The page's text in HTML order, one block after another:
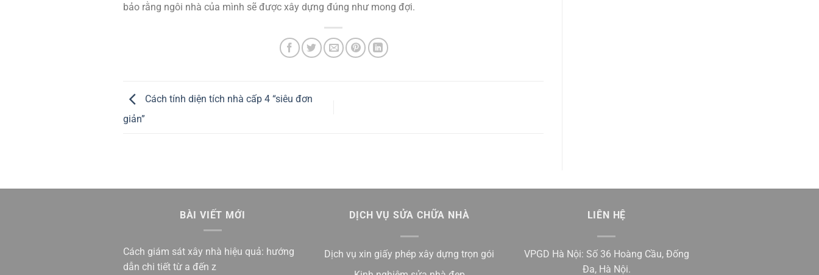
bảo rằng ngôi nhà của mình sẽ được xây dựng đúng như mong đợi.
Cách tính diện tích nhà cấp 4 “siêu đơn
giản”
BÀI VIẾT MỚI
Cách giám sát xây nhà hiệu quả: hướng
dẫn chi tiết từ a đến z
DỊCH VỤ SỬA CHỮA NHÀ
Dịch vụ xin giấy phép xây dựng trọn gói
LIÊN HỆ
VPGD Hà Nội: Số 36 Hoàng Cầu, Đống
Đa, Hà Nội.